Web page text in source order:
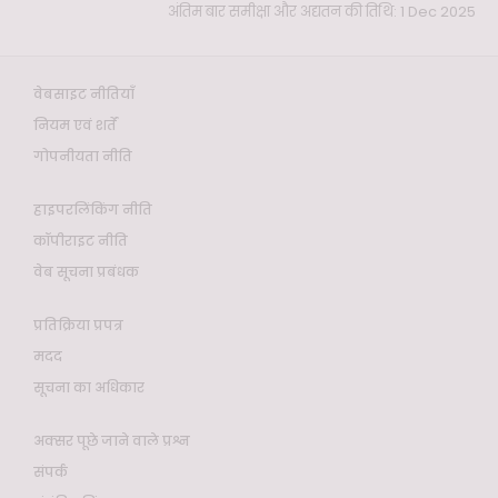
अंतिम बार समीक्षा और अद्यतन की तिथि: 1 Dec 2025
वेबसाइट नीतियाँ
नियम एवं शर्तें
गोपनीयता नीति
हाइपरलिंकिंग नीति
कॉपीराइट नीति
वेब सूचना प्रबंधक
प्रतिक्रिया प्रपत्र
मदद
सूचना का अधिकार
अक्सर पूछे जाने वाले प्रश्न
संपर्क